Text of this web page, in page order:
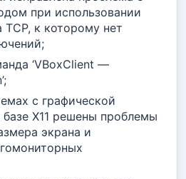
при использовании
к которому нет
‘VBoxClient —
с графической
X11 решены проблемы
экрана и